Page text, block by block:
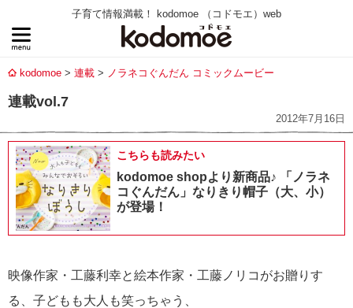
子育て情報満載！ kodomoe （コドモエ）web
kodomoe 連載 ノラネコぐんだん コミックムービー
連載vol.7
2012年7月16日
こちらも読みたい
kodomoe shopより新商品♪ 「ノラネ
コぐんだん」なりきり帽子（大、小）
が登場！
映像作家・工藤利幸と絵本作家・工藤ノリコがお贈りす
る、子どもも大人も笑っちゃう、